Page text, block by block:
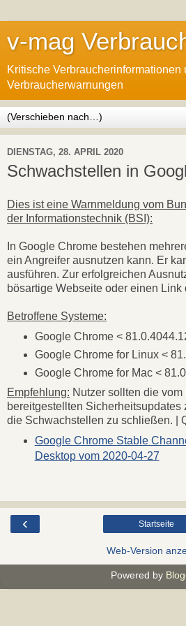
v-mag
Kritische Verbraucherinformationen
Verbraucherwarnungen
DIENSTAG, 28. APRIL 2020
Schwachstellen in
Dies ist eine Warnmeldung vom
der Informationstechnik (BSI):
In Google Chrome bestehen
ein Angreifer ausnutzen kann. Er
ausführen. Zur erfolgreichen
bösartige Webseite oder einen Link
Betroffene Systeme:
Google Chrome <
Google Chrome for Linux <
Google Chrome for Mac <
Empfehlung: Nutzer sollten die vom
bereitgestellten Sicherheitsupdates
die Schwachstellen zu schließen. |
Google Chrome Stable
Desktop vom 2020-04-27
‹ Startseite
Web-Version
Powered by